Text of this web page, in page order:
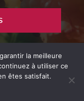
– Developed
la meilleure
à utiliser ce
êtes satisfait.